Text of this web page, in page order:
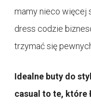
mamy nieco więcej
dress codzie
trzymać się
Idealne buty do
casual to te, które